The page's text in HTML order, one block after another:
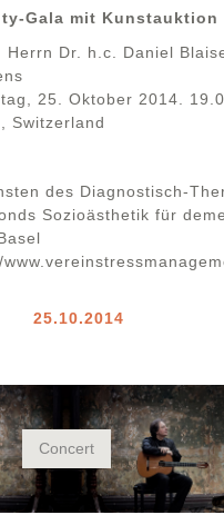
Gala mit Kunstauktion
Herrn Dr. h.c. Daniel
25. Oktober 2014.
Switzerland
des Diagnostisch-
Sozioästhetik für
25.10.2014
Concert